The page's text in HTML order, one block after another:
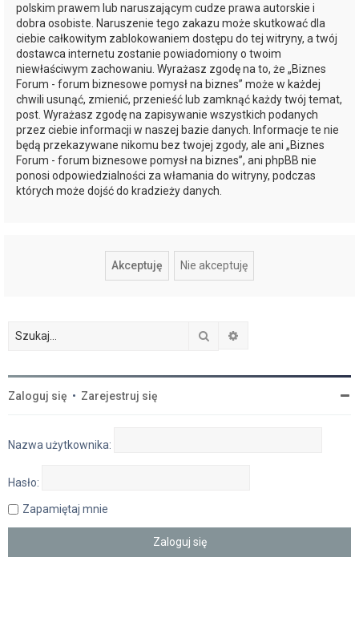
polskim prawem lub naruszającym cudze prawa autorskie i
dobra osobiste. Naruszenie tego zakazu może skutkować dla
ciebie całkowitym zablokowaniem dostępu do tej witryny, a twój
dostawca internetu zostanie powiadomiony o twoim
niewłaściwym zachowaniu. Wyrażasz zgodę na to, że „Biznes
Forum - forum biznesowe pomysł na biznes” może w każdej
chwili usunąć, zmienić, przenieść lub zamknąć każdy twój temat,
post. Wyrażasz zgodę na zapisywanie wszystkich podanych
przez ciebie informacji w naszej bazie danych. Informacje te nie
będą przekazywane nikomu bez twojej zgody, ale ani „Biznes
Forum - forum biznesowe pomysł na biznes”, ani phpBB nie
ponosi odpowiedzialności za włamania do witryny, podczas
których może dojść do kradzieży danych.
Szukaj
Zaloguj się • Zarejestruj się
Nazwa użytkownika:
Hasło:
Zapamiętaj mnie